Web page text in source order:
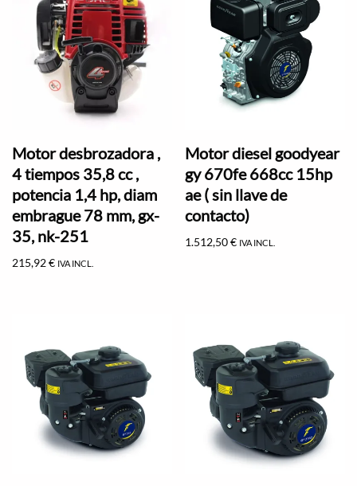
Motor desbrozadora ,
4 tiempos 35,8 cc ,
potencia 1,4 hp, diam
embrague 78 mm, gx-
35, nk-251
215,92€ IVA INCL.
Motor diesel goodyear
gy 670fe 668cc 15hp
ae ( sin llave de
contacto)
1.512,50€ IVA INCL.